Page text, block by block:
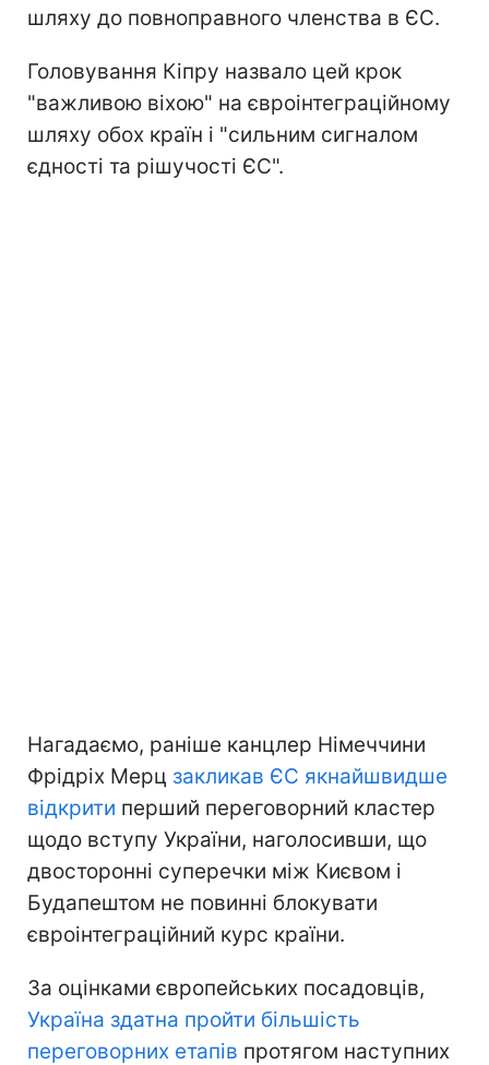
шляху до повноправного членства в ЄС.
Головування Кіпру назвало цей крок
"важливою віхою" на євроінтеграційному
шляху обох країн і "сильним сигналом
єдності та рішучості ЄС".
Нагадаємо, раніше канцлер Німеччини
Фрідріх Мерц закликав ЄС якнайшвидше
відкрити перший переговорний кластер
щодо вступу України, наголосивши, що
двосторонні суперечки між Києвом і
Будапештом не повинні блокувати
євроінтеграційний курс країни.
За оцінками європейських посадовців,
Україна здатна пройти більшість
переговорних етапів протягом наступних